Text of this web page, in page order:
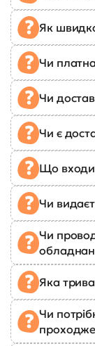
Як
Чи
Чи
Чи є
Що
Чи
Чи
Яка
Чи